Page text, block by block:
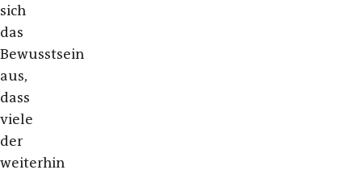
sich
das
Bewusstsein
aus,
dass
viele
der
weiterhin